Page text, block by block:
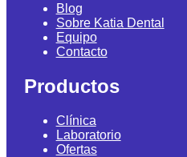
Blog
Sobre Katia Dental
Equipo
Contacto
Productos
Clínica
Laboratorio
Ofertas